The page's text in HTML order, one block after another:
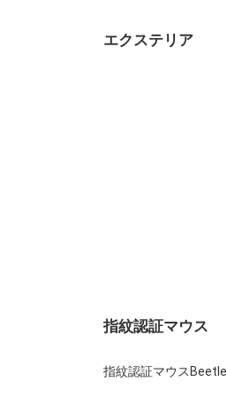
エクステリア
指紋認証マウス
指紋認証マウスBeetle